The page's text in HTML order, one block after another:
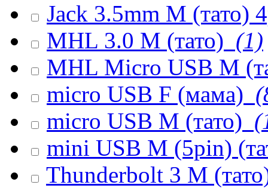
Jack 3.5mm M (тато)
MHL 3.0 M (тато) (1)
MHL Micro USB M
micro USB F (мама)
micro USB M (тато)
mini USB M (5pin)
Thunderbolt 3 M